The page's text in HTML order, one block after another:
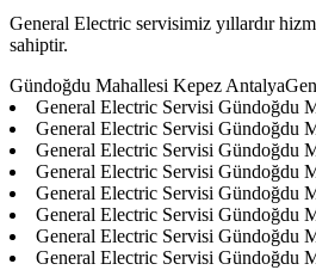
General Electric servisimiz yıllardır
sahiptir.
Gündoğdu Mahallesi Kepez
General Electric Servisi Gündoğdu
General Electric Servisi Gündoğdu
General Electric Servisi Gündoğdu
General Electric Servisi Gündoğdu
General Electric Servisi Gündoğdu
General Electric Servisi Gündoğdu
General Electric Servisi Gündoğdu
General Electric Servisi Gündoğdu